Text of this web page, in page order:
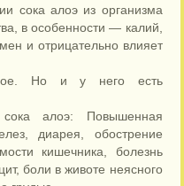
сока алоэ из организма
в особенности — калий,
и отрицательно влияет
Но и у него есть
сока алоэ: Повышенная
диарея, обострение
кишечника, болезнь
боли в животе неясного